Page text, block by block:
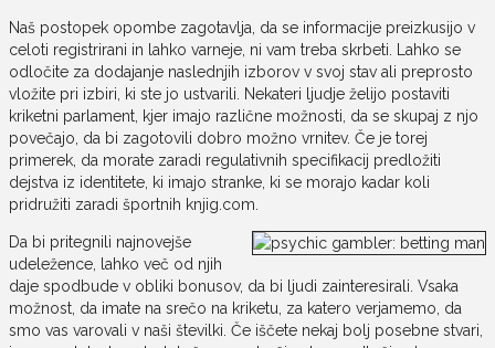
Naš postopek opombe zagotavlja, da se informacije preizkusijo v
celoti registrirani in lahko varneje, ni vam treba skrbeti. Lahko se
odločite za dodajanje naslednjih izborov v svoj stav ali preprosto
vložite pri izbiri, ki ste jo ustvarili. Nekateri ljudje želijo postaviti
kriketni parlament, kjer imajo različne možnosti, da se skupaj z njo
povečajo, da bi zagotovili dobro možno vrnitev. Če je torej
primerek, da morate zaradi regulativnih specifikacij predložiti
dejstva iz identitete, ki imajo stranke, ki se morajo kadar koli
pridružiti zaradi športnih knjig.com.
Da bi pritegnili najnovejše
udeležence, lahko več od njih
daje spodbude v obliki bonusov, da bi ljudi zainteresirali. Vsaka
možnost, da imate na srečo na kriketu, za katero verjamemo, da
smo vas varovali v naši številki. Če iščete nekaj bolj posebne stvari,